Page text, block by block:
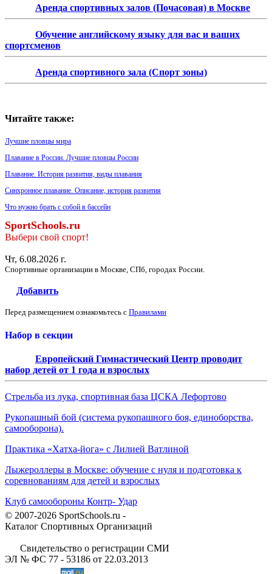
Аренда спортивных залов (Почасовая) в Москве
Обучение английскому языку для вас и ваших
спортсменов
Аренда спортивного зала (Спорт зоны)
Читайте также:
Лучшие пловцы мира
Плавание в России. Лучшие пловцы России
Плавание. История развития, виды плавания
Синхронное плавание. Описание, история развития
Что нужно брать с собой в бассейн
SportSchools.ru
Выбери свой спорт!
Чт, 6.08.2026 г.
Спортивные организации в Москве, СПб, городах России.
Добавить
Перед размещением ознакомьтесь с Правилами
Набор в секции
Европейский Гимнастический Центр проводит
набор детей от 1 года и взрослых
Стрельба из лука, спортивная база ЦСКА Лефортово
Рукопашный бой (система рукопашного боя, единоборства,
самооборона).
Практика «Хатха-йога» с Лилией Ватлиной
Лыжероллеры в Москве: обучение с нуля и подготовка к
соревнованиям для детей и взрослых
Клуб самообороны Контр- Удар
© 2007-2026 SportSchools.ru -
Каталог Спортивных Организаций
Свидетельство о регистрации СМИ
ЭЛ № ФС 77 - 53186 от 22.03.2013